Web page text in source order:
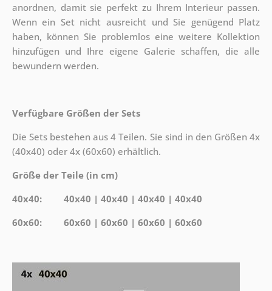
anordnen, damit sie perfekt zu Ihrem Interieur passen.
Wenn ein Set nicht ausreicht und Sie genügend Platz
haben, können Sie problemlos eine weitere Kollektion
hinzufügen und Ihre eigene Galerie schaffen, die alle
bewundern werden.
Verfügbare Größen der Sets
Die Sets bestehen aus 4 Teilen. Sie sind in den Größen 4x
(40x40) oder 4x (60x60) erhältlich.
Größe der Teile (in cm)
40x40: 40x40 | 40x40 | 40x40 | 40x40
60x60: 60x60 | 60x60 | 60x60 | 60x60